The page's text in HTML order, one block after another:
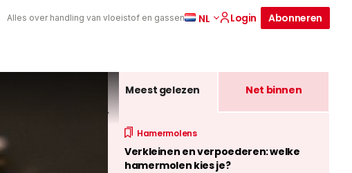
Alles over handling van vloeistof en gassen NL Login Abonneren
Meest gelezen Net binnen
Hamermolens
Verkleinen en verpoederen: welke
hamermolen kies je?